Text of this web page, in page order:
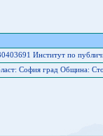
Институт по
София град Oбщина: